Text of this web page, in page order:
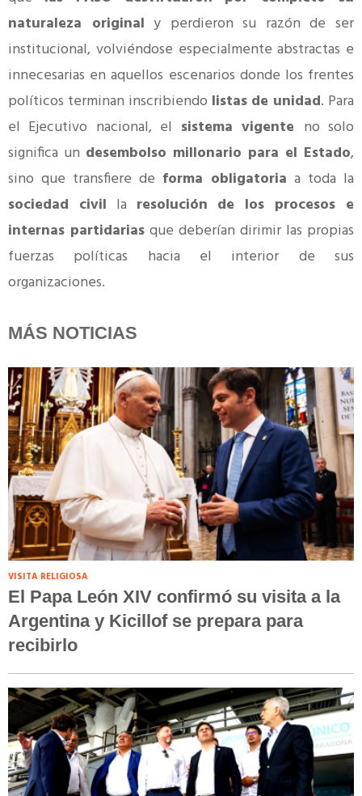
naturaleza original y perdieron su razón de ser
institucional, volviéndose especialmente abstractas e
innecesarias en aquellos escenarios donde los frentes
políticos terminan inscribiendo listas de unidad. Para
el Ejecutivo nacional, el sistema vigente no solo
significa un desembolso millonario para el Estado,
sino que transfiere de forma obligatoria a toda la
sociedad civil la resolución de los procesos e
internas partidarias que deberían dirimir las propias
fuerzas políticas hacia el interior de sus
organizaciones.
MÁS NOTICIAS
VISITA RELIGIOSA
El Papa León XIV confirmó su visita a la
Argentina y Kicillof se prepara para
recibirlo